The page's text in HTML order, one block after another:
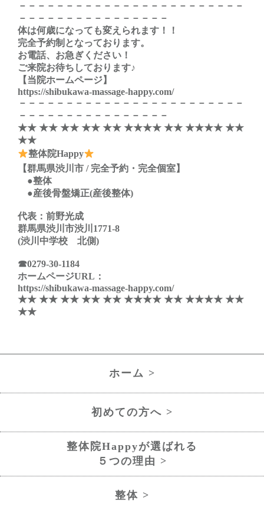
－－－－－－－－－－－－－－－－－－－－－－－－
－－－－－－－－－－－－－－－－
体は何歳になっても変えられます！！
完全予約制となっております。
お電話、お急ぎください！
ご来院お待ちしております♪
【当院ホームページ】
https://shibukawa-massage-happy.com/
－－－－－－－－－－－－－－－－－－－－－－－－
－－－－－－－－－－－－－－－－
★★ ★★ ★★ ★★ ★★ ★★★★ ★★ ★★★★ ★★
★★
整体院Happy
【群馬県渋川市 / 完全予約・完全個室】
●整体
●産後骨盤矯正(産後整体)
代表：前野光成
群馬県渋川市渋川1771-8
(渋川中学校 北側)
☎0279-30-1184
ホームページURL：
https://shibukawa-massage-happy.com/
★★ ★★ ★★ ★★ ★★ ★★★★ ★★ ★★★★ ★★
★★
ホーム >
初めての方へ >
整体院Happyが選ばれる
５つの理由 >
整体 >